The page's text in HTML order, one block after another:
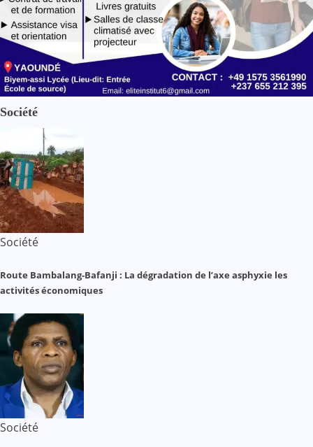
Société
Société
Route Bambalang-Bafanji : La dégradation de l’axe asphyxie les
activités économiques
Société